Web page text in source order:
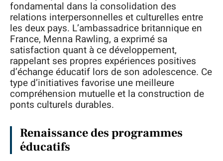
fondamental dans la consolidation des
relations interpersonnelles et culturelles entre
les deux pays. L’ambassadrice britannique en
France, Menna Rawling, a exprimé sa
satisfaction quant à ce développement,
rappelant ses propres expériences positives
d’échange éducatif lors de son adolescence. Ce
type d’initiatives favorise une meilleure
compréhension mutuelle et la construction de
ponts culturels durables.
Renaissance des programmes
éducatifs